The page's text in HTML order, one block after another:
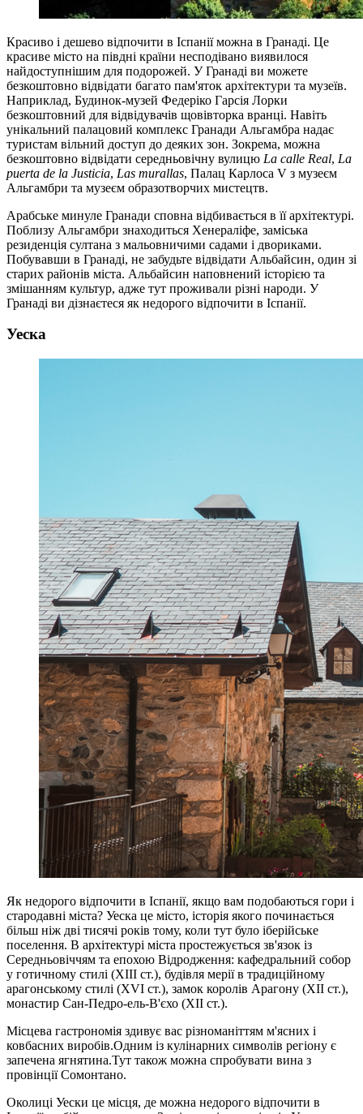
Красиво і дешево відпочити в Іспанії можна в Гранаді. Це
красиве місто на півдні країни несподівано виявилося
найдоступнішим для подорожей. У Гранаді ви можете
безкоштовно відвідати багато пам'яток архітектури та музеїв.
Наприклад, Будинок-музей Федеріко Гарсія Лорки
безкоштовний для відвідувачів щовівторка вранці. Навіть
унікальний палацовий комплекс Гранади Альгамбра надає
туристам вільний доступ до деяких зон. Зокрема, можна
безкоштовно відвідати середньовічну вулицю La calle Real, La
puerta de la Justicia, Las murallas, Палац Карлоса V з музеєм
Альгамбри та музеєм образотворчих мистецтв.
Арабське минуле Гранади сповна відбивається в її архітектурі.
Поблизу Альгамбри знаходиться Хенераліфе, заміська
резиденція султана з мальовничими садами і двориками.
Побувавши в Гранаді, не забудьте відвідати Альбайсин, один зі
старих районів міста. Альбайсин наповнений історією та
змішанням культур, адже тут проживали різні народи. У
Гранаді ви дізнаєтеся як недорого відпочити в Іспанії.
Уеска
Як недорого відпочити в Іспанії, якщо вам подобаються гори і
стародавні міста? Уеска це місто, історія якого починається
більш ніж дві тисячі років тому, коли тут було іберійське
поселення. В архітектурі міста простежується зв'язок із
Середньовіччям та епохою Відродження: кафедральний собор
у готичному стилі (XIII ст.), будівля мерії в традиційному
арагонському стилі (XVI ст.), замок королів Арагону (XII ст.),
монастир Сан-Педро-ель-В'єхо (XII ст.).
Місцева гастрономія здивує вас різноманіттям м'ясних і
ковбасних виробів.Одним із кулінарних символів регіону є
запечена ягнятина.Тут також можна спробувати вина з
провінції Сомонтано.
Околиці Уески це місця, де можна недорого відпочити в